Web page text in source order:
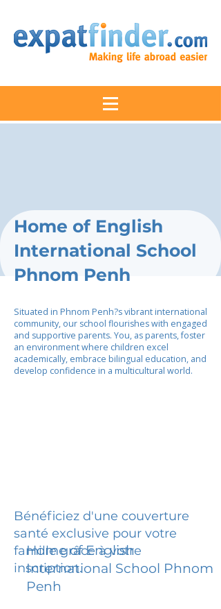
Home of English
International School
Phnom Penh
Situated in Phnom Penh?s vibrant international
community, our school flourishes with engaged
and supportive parents. You, as parents, foster
an environment where children excel
academically, embrace bilingual education, and
develop confidence in a multicultural world.
Bénéficiez d'une couverture
santé exclusive pour votre
famille grâce à votre
inscription.
Home of English
International School Phnom
Penh